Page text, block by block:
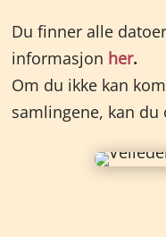
Du finner alle
informasjon her.
Om du ikke kan
samlingene, kan du